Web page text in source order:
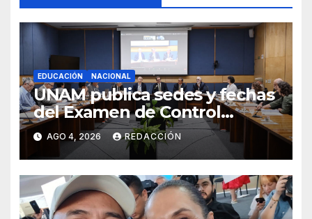
EDUCACIÓN NACIONAL
UNAM publica sedes y fechas
del Examen de Control
Presencial; aplicarán la
evaluación del 12 al 19 de
agosto
AGO 4, 2026 REDACCIÓN